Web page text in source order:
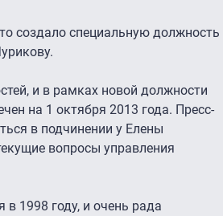
создало специальную должность
и в рамках новой должности
на 1 октября 2013 года. Пресс-
в подчинении у Елены
вопросы управления
1998 году, и очень рада